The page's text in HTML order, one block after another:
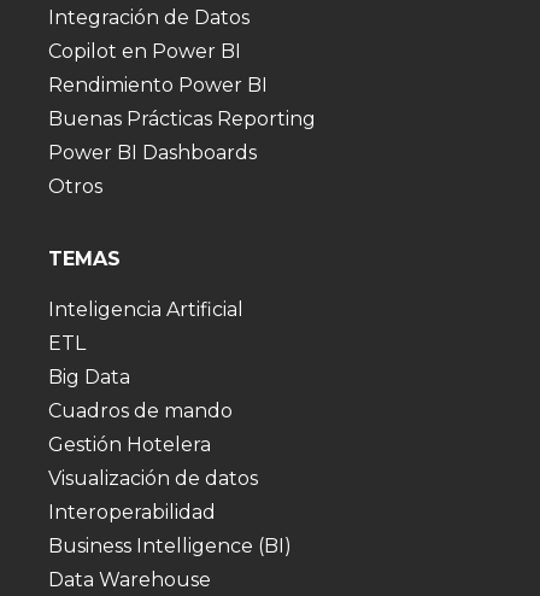
Integración de Datos
Copilot en Power BI
Rendimiento Power BI
Buenas Prácticas Reporting
Power BI Dashboards
Otros
TEMAS
Inteligencia Artificial
ETL
Big Data
Cuadros de mando
Gestión Hotelera
Visualización de datos
Interoperabilidad
Business Intelligence (BI)
Data Warehouse